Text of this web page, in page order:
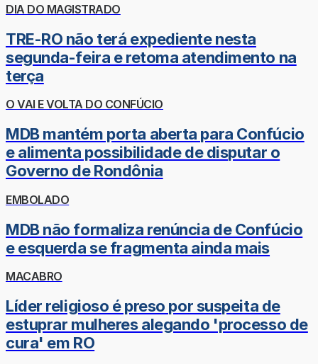
DIA DO MAGISTRADO
TRE-RO não terá expediente nesta
segunda-feira e retoma atendimento na
terça
O VAI E VOLTA DO CONFÚCIO
MDB mantém porta aberta para Confúcio
e alimenta possibilidade de disputar o
Governo de Rondônia
EMBOLADO
MDB não formaliza renúncia de Confúcio
e esquerda se fragmenta ainda mais
MACABRO
Líder religioso é preso por suspeita de
estuprar mulheres alegando 'processo de
cura' em RO